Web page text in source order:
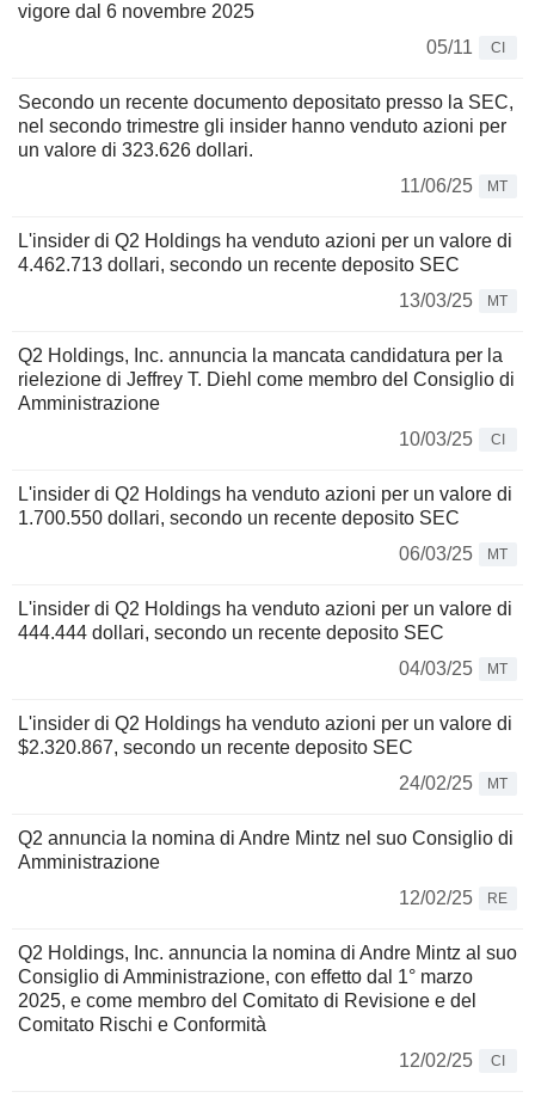
vigore dal 6 novembre 2025
05/11
CI
Secondo un recente documento depositato presso la SEC,
nel secondo trimestre gli insider hanno venduto azioni per
un valore di 323.626 dollari.
11/06/25
MT
L'insider di Q2 Holdings ha venduto azioni per un valore di
4.462.713 dollari, secondo un recente deposito SEC
13/03/25
MT
Q2 Holdings, Inc. annuncia la mancata candidatura per la
rielezione di Jeffrey T. Diehl come membro del Consiglio di
Amministrazione
10/03/25
CI
L'insider di Q2 Holdings ha venduto azioni per un valore di
1.700.550 dollari, secondo un recente deposito SEC
06/03/25
MT
L'insider di Q2 Holdings ha venduto azioni per un valore di
444.444 dollari, secondo un recente deposito SEC
04/03/25
MT
L'insider di Q2 Holdings ha venduto azioni per un valore di
$2.320.867, secondo un recente deposito SEC
24/02/25
MT
Q2 annuncia la nomina di Andre Mintz nel suo Consiglio di
Amministrazione
12/02/25
RE
Q2 Holdings, Inc. annuncia la nomina di Andre Mintz al suo
Consiglio di Amministrazione, con effetto dal 1° marzo
2025, e come membro del Comitato di Revisione e del
Comitato Rischi e Conformità
12/02/25
CI